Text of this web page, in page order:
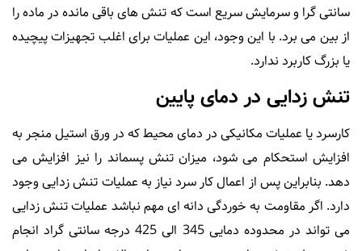
سانتی گرا و سرمایش سریع است که تنش های باقی مانده در ماده را
از بین می برد. با این وجود، این عملیات برای اغلب تجهیزات پیچیده
یا بزرگ کاربرد ندارد.
تنش زدایی در دمای پایین
کارسرد یا عملیات مکانیکی در دمای محیط که در ورق استیل منجر به
افزایش استحکام می شود، میزان تنش پسماند را نیز افزایش می
دهد. بنابراین پس از اعمال کار سرد نیاز به عملیات تنش زدایی وجود
دارد. اگر مقاومت به خوردگی دانه ای مهم نباشد عملیات تنش زدایی
می تواند در محدوده دمایی 345 الی 425 درجه سانتی گراد انجام